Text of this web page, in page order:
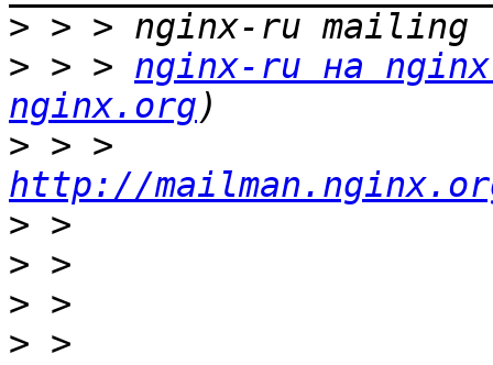
>
> > > nginx-ru на
nginx.org
>
http://
>
>
>
> >